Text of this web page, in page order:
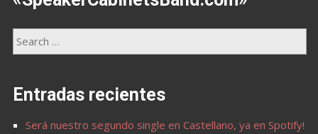
Entradas recientes
Será nuestro segundo single en Castellano, ya en Spotify!